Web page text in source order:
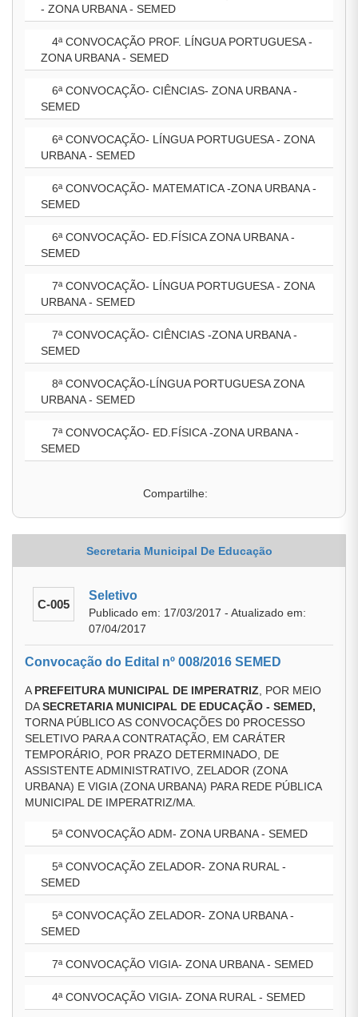
- ZONA URBANA - SEMED
4ª CONVOCAÇÃO PROF. LÍNGUA PORTUGUESA -
ZONA URBANA - SEMED
6ª CONVOCAÇÃO- CIÊNCIAS- ZONA URBANA -
SEMED
6ª CONVOCAÇÃO- LÍNGUA PORTUGUESA - ZONA
URBANA - SEMED
6ª CONVOCAÇÃO- MATEMATICA -ZONA URBANA -
SEMED
6ª CONVOCAÇÃO- ED.FÍSICA ZONA URBANA -
SEMED
7ª CONVOCAÇÃO- LÍNGUA PORTUGUESA - ZONA
URBANA - SEMED
7ª CONVOCAÇÃO- CIÊNCIAS -ZONA URBANA -
SEMED
8ª CONVOCAÇÃO-LÍNGUA PORTUGUESA ZONA
URBANA - SEMED
7ª CONVOCAÇÃO- ED.FÍSICA -ZONA URBANA -
SEMED
Compartilhe:
Secretaria Municipal De Educação
C-005
Seletivo
Publicado em: 17/03/2017 - Atualizado em:
07/04/2017
Convocação do Edital nº 008/2016 SEMED
A PREFEITURA MUNICIPAL DE IMPERATRIZ , POR MEIO
DASECRETARIA MUNICIPAL DE EDUCAÇÃO - SEMED,
TORNA PÚBLICO AS CONVOCAÇÕES D0 PROCESSO
SELETIVO PARA A CONTRATAÇÃO, EM CARÁTER
TEMPORÁRIO, POR PRAZO DETERMINADO, DE
ASSISTENTE ADMINISTRATIVO, ZELADOR (ZONA
URBANA) E VIGIA (ZONA URBANA) PARA REDE PÚBLICA
MUNICIPAL DE IMPERATRIZ/MA.
5ª CONVOCAÇÃO ADM- ZONA URBANA - SEMED
5ª CONVOCAÇÃO ZELADOR- ZONA RURAL -
SEMED
5ª CONVOCAÇÃO ZELADOR- ZONA URBANA -
SEMED
7ª CONVOCAÇÃO VIGIA- ZONA URBANA - SEMED
4ª CONVOCAÇÃO VIGIA- ZONA RURAL - SEMED